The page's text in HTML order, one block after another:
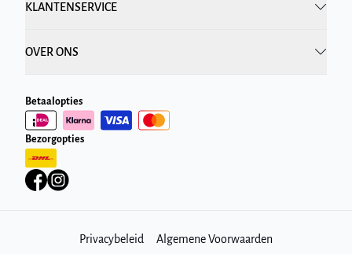
KLANTENSERVICE
OVER ONS
Betaalopties
Bezorgopties
Privacybeleid Algemene Voorwaarden